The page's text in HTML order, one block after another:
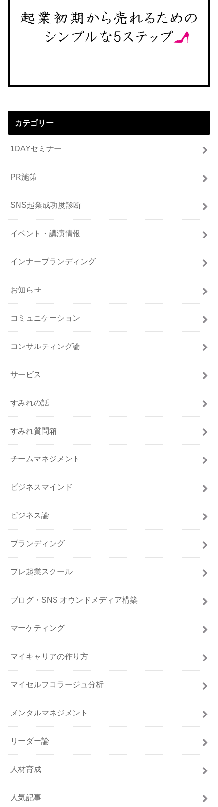
カテゴリー
1DAYセミナー
PR施策
SNS起業成功度診断
イベント・講演情報
インナーブランディング
お知らせ
コミュニケーション
コンサルティング論
サービス
すみれの話
すみれ質問箱
チームマネジメント
ビジネスマインド
ビジネス論
ブランディング
プレ起業スクール
ブログ・SNS オウンドメディア構築
マーケティング
マイキャリアの作り方
マイセルフコラージュ分析
メンタルマネジメント
リーダー論
人材育成
人気記事